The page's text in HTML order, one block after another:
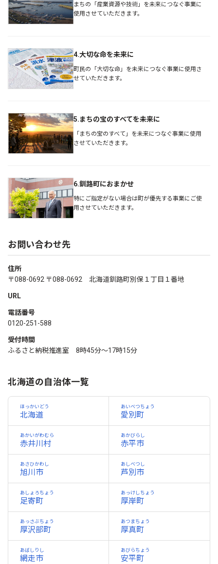
まちの「産業資源や技術」を未来につなぐ事業に
使用させていただきます。
4.大切な命を未来に
町民の「大切な命」を未来につなぐ事業に使用さ
せていただきます。
5.まちの宝のすべてを未来に
「まちの宝のすべて」を未来につなぐ事業に使用
させていただきます。
6.釧路町におまかせ
特にご指定がない場合は町が優先する事業にご使
用させていただきます。
お問い合わせ先
住所
〒088-0692 〒088-0692 北海道釧路町別保１丁目１番地
URL
電話番号
0120-251-588
受付時間
ふるさと納税推進室 8時45分～17時15分
北海道の自治体一覧
北海道
ほっかいどう
愛別町
あいベつちょう
赤井川村
あかいがわむら
赤平市
あかびらし
旭川市
あさひかわし
芦別市
あしべつし
足寄町
あしょろちょう
厚岸町
あっけしちょう
厚沢部町
あっさぶちょう
厚真町
あつまちょう
網走市
あばしりし
安平町
あびらちょう